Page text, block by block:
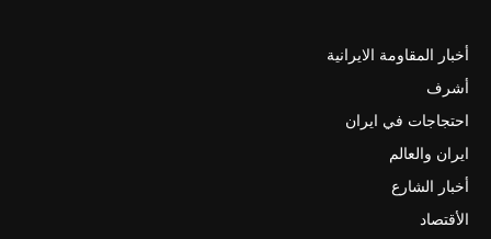
أخبار المقاومة الايرانية
أشرف
احتجاجات في ايران
ايران والعالم
أخبار الشارع
الأقتصاد